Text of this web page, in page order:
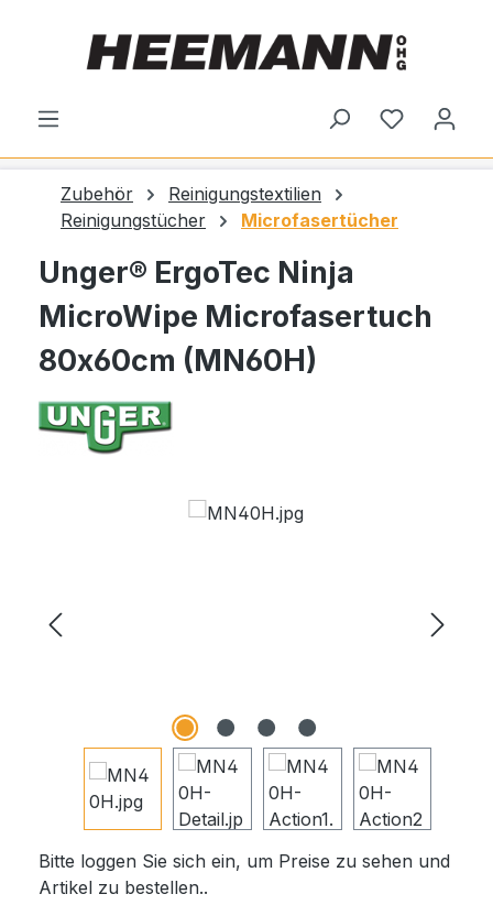
Du hast 0
Zubehör
Reinigungstextilien
Reinigungstücher
Microfasertücher
Unger® ErgoTec Ninja
MicroWipe Microfasertuch
80x60cm (MN60H)
Bildergalerie überspringen
Bitte loggen Sie sich ein, um Preise zu sehen und
Artikel zu bestellen..